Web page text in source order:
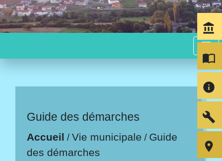
menu
Guide des démarches
Accueil /Vie municipale / Guide
des démarches
account_balance
import_contacts
info
build
room